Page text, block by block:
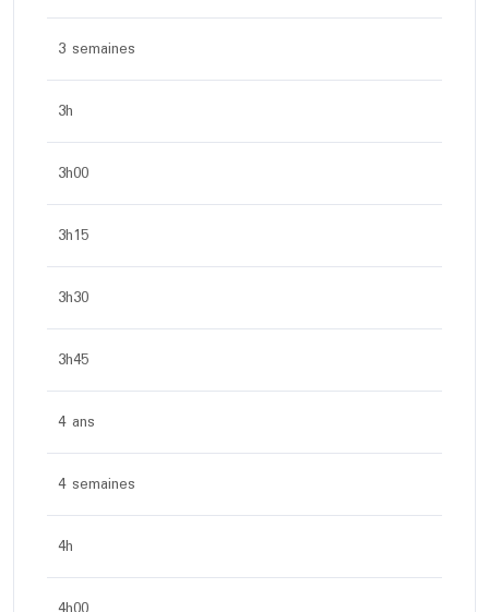
3 semaines
3h
3h00
3h15
3h30
3h45
4 ans
4 semaines
4h